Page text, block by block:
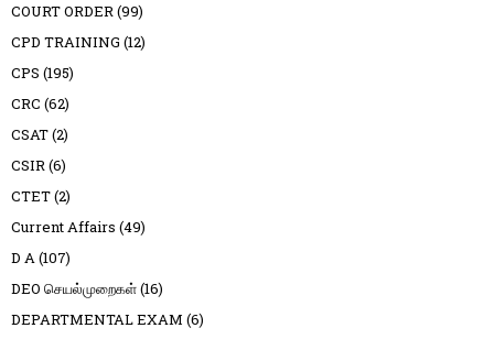
COURT ORDER(99)
CPD TRAINING (12)
CPS (195)
CRC (62)
CSAT(2)
CSIR(6)
CTET(2)
Current Affairs (49)
D A(107)
DEO செயல்முறைகள்(16)
DEPARTMENTAL EXAM (6)